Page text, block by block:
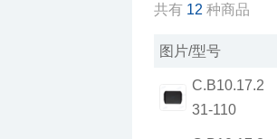
共有 12 种商品
图片/型号
31-110